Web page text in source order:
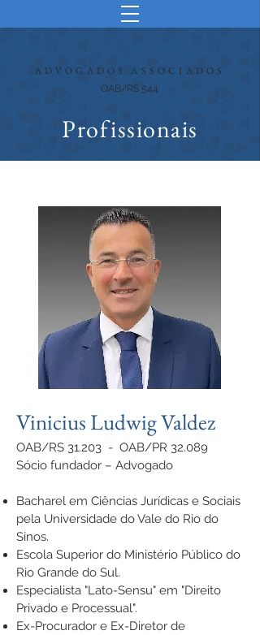
OAB/RS 544
ADVOGADOS ASSOCIADOS
Profissionais
Vinicius Ludwig Valdez
OAB/RS 31.203 - OAB/PR 32.089
Sócio fundador – Advogado
Bacharel em Ciências Jurídicas e Sociais
pela Universidade do Vale do Rio do
Sinos.
Escola Superior do Ministério Público do
Rio Grande do Sul.
Especialista "Lato-Sensu" em "Direito
Privado e Processual".
Ex-Procurador e Ex-Diretor de